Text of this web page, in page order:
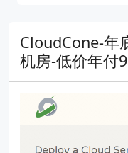
CloudCone-年
机房-低价年付